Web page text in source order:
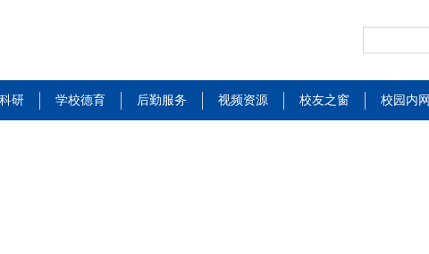
研 学校德育 后勤服务 视频资源 校友之窗 校园内网